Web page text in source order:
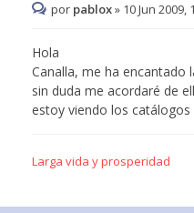
por pablox» 10 Jun 2009,
Hola
Canalla, me ha encantado
sin duda me acordaré de
estoy viendo los
Larga vida y prosperidad